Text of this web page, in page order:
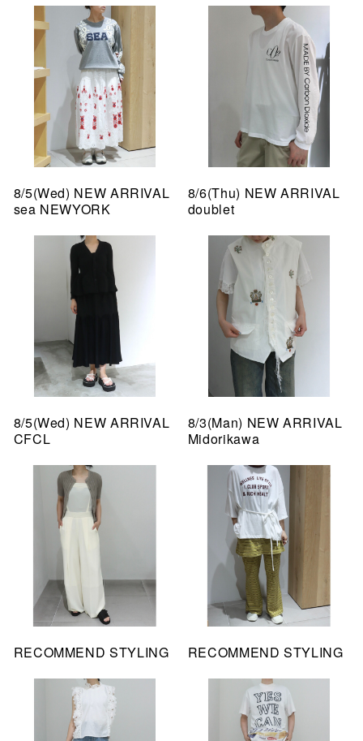
8/5(Wed) NEW ARRIVAL
sea NEWYORK
8/6(Thu) NEW ARRIVAL
doublet
8/5(Wed) NEW ARRIVAL
CFCL
8/3(Man) NEW ARRIVAL
Midorikawa
RECOMMEND STYLING RECOMMEND STYLING